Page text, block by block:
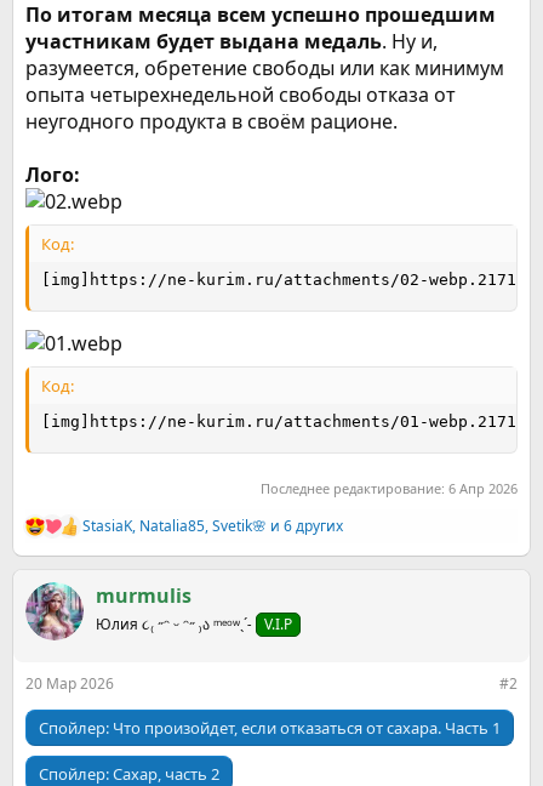
По итогам месяца всем успешно прошедшим
участникам будет выдана медаль. Ну и,
разумеется, обретение свободы или как минимум
опыта четырехнедельной свободы отказа от
неугодного продукта в своём рационе.
Лого:
Код:
[img]https://ne-kurim.ru/attachments/02-
Код:
[img]https://ne-kurim.ru/attachments/01-
Последнее редактирование: 6 Апр 2026
Р
е
к
ц
и
StasiaK, Natalia85,Svetik🌸 и 6 других
murmulis
Юлия ૮₍ ˶ᵔ ᵕ ᵔ˶ ₎ა ᵐᵉᵒʷˎˊ˗ V.I.P
20 Мар 2026 #2
Спойлер: Что произойдет, если отказаться от сахара. Часть 1
Спойлер:Сахар, часть 2